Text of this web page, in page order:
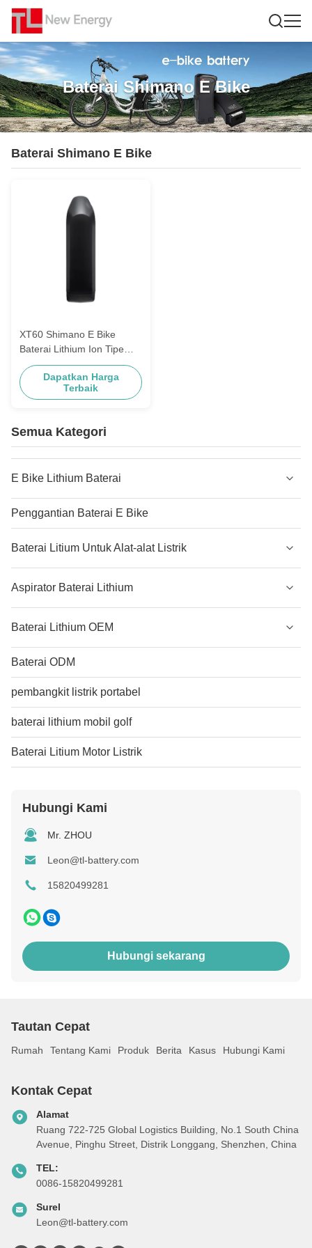
Baterai Shimano E Bike
Baterai Shimano E Bike
XT60 Shimano E Bike
Baterai Lithium Ion Tipe
500Wh Dengan
Perlindungan Over Charge
Dapatkan Harga
Terbaik
Semua Kategori
E Bike Lithium Baterai
Penggantian Baterai E Bike
Baterai Litium Untuk Alat-alat Listrik
Aspirator Baterai Lithium
Baterai Lithium OEM
Baterai ODM
pembangkit listrik portabel
baterai lithium mobil golf
Baterai Litium Motor Listrik
Hubungi Kami
Mr. ZHOU
Leon@tl-battery.com
15820499281
Hubungi sekarang
Tautan Cepat
Rumah Tentang Kami Produk Berita Kasus Hubungi Kami
Kontak Cepat
Alamat
Ruang 722-725 Global Logistics Building, No.1 South China
Avenue, Pinghu Street, Distrik Longgang, Shenzhen, China
TEL:
0086-15820499281
Surel
Leon@tl-battery.com